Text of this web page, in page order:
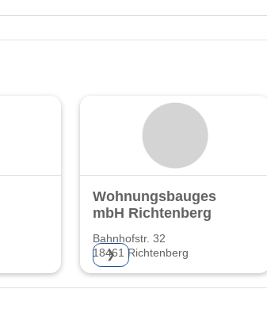
Wohnungsbaugesellschaft
mbH Richtenberg
Bahnhofstr. 32
18461 Richtenberg
❯